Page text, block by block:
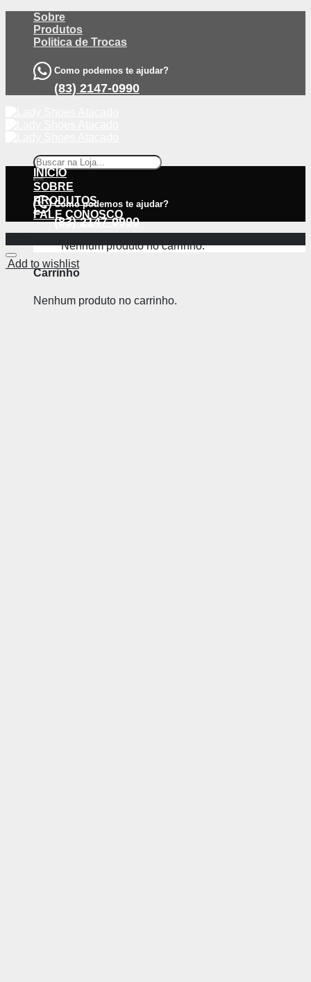
content
Sobre
Produtos
Politica de Trocas
Como podemos te ajudar?
(83) 2147-0990
Pesquisar
por:
Como podemos te ajudar?
(83) 2147-0990
Nenhum produto no carrinho.
Carrinho
Nenhum produto no carrinho.
INÍCIO
SOBRE
PRODUTOS
FALE CONOSCO
Add to wishlist